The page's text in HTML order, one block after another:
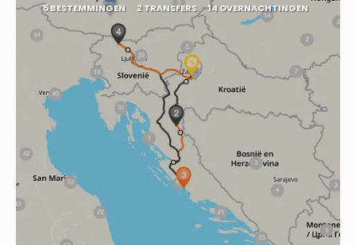
5 BESTEMMINGEN 2 TRANSFERS 14 OVERNACHTINGEN